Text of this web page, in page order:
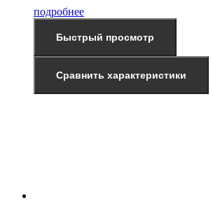
подробнее
Быстрый просмотр
Сравнить характеристики